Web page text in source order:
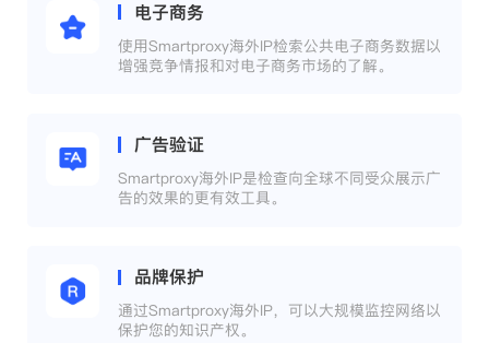
电子商务
使用Smartproxy海外IP检索公共电子商务数据以
增强竞争情报和对电子商务市场的了解。
广告验证
Smartproxy海外IP是检查向全球不同受众展示广
告的效果的更有效工具。
品牌保护
通过Smartproxy海外IP，可以大规模监控网络以
保护您的知识产权。